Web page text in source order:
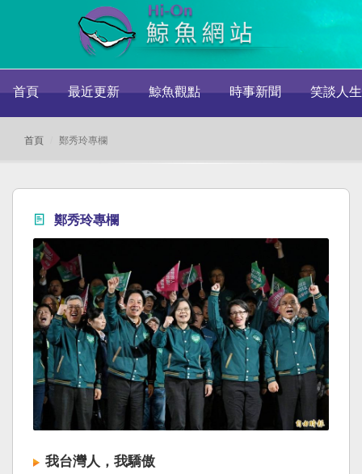
首頁 最近更新 鯨魚觀點 時事新聞 笑談人生
首頁 鄭秀玲專欄
鄭秀玲專欄
我台灣人，我驕傲